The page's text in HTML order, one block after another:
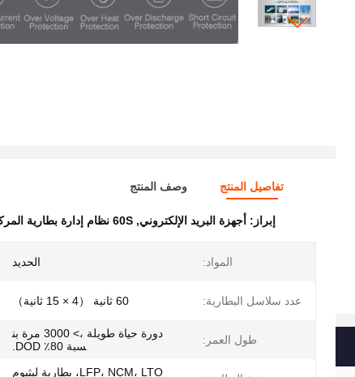
تفاصيل المنتج وصف المنتج
إبراز: أجهزة البريد الإلكتروني, 60S نظام إدارة بطارية المركبات الكهربائية
المواد: الحديد
عدد سلاسل البطارية: 60 ثانية （4 × 15 ثانية）
طول العمر:
دورة حياة طويلة ،> 3000 مرة بن
سبة 80٪ DOD.
LFP، NCM، LTO، بطارية ليثيوم